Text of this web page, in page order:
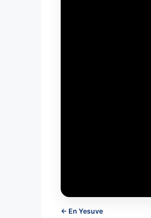
← En Yesuve